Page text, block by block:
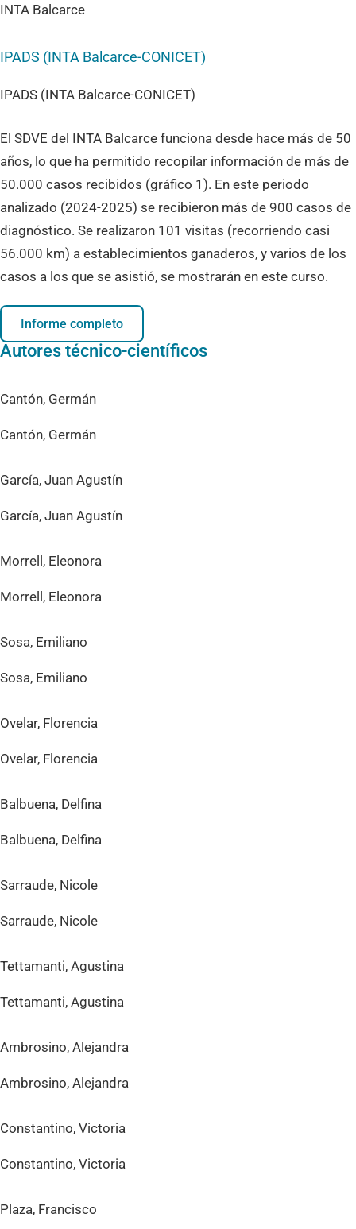
INTA Balcarce
IPADS (INTA Balcarce-CONICET)
El SDVE del INTA Balcarce funciona desde hace más de 50
años, lo que ha permitido recopilar información de más de
50.000 casos recibidos (gráfico 1). En este periodo
analizado (2024-2025) se recibieron más de 900 casos de
diagnóstico. Se realizaron 101 visitas (recorriendo casi
56.000 km) a establecimientos ganaderos, y varios de los
casos a los que se asistió, se mostrarán en este curso.
Informe completo
Autores técnico-científicos
Cantón, Germán
Cantón, Germán
García, Juan Agustín
García, Juan Agustín
Morrell, Eleonora
Morrell, Eleonora
Sosa, Emiliano
Sosa, Emiliano
Ovelar, Florencia
Ovelar, Florencia
Balbuena, Delfina
Balbuena, Delfina
Sarraude, Nicole
Sarraude, Nicole
Tettamanti, Agustina
Tettamanti, Agustina
Ambrosino, Alejandra
Ambrosino, Alejandra
Constantino, Victoria
Constantino, Victoria
Plaza, Francisco